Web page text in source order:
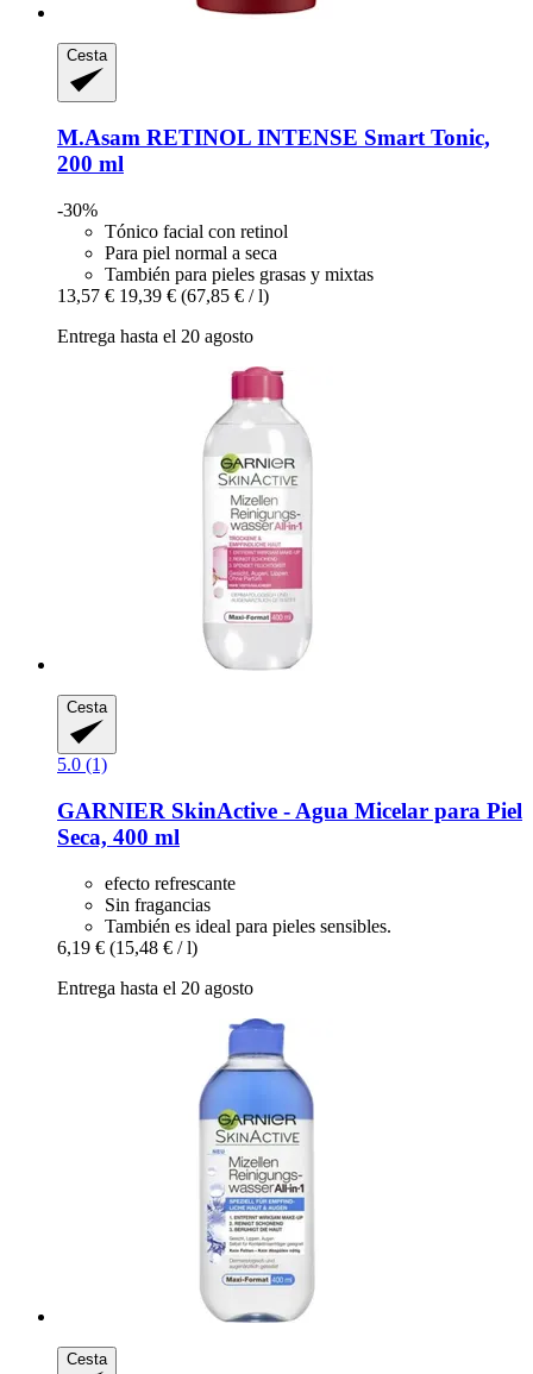
Cesta
M.Asam RETINOL INTENSE Smart Tonic,
200 ml
-30%
Tónico facial con retinol
Para piel normal a seca
También para pieles grasas y mixtas
13,57 € 19,39 € (67,85 € / l)
Entrega hasta el 20 agosto
Cesta
5.0 (1)
GARNIER SkinActive -​ Agua Micelar para Piel
Seca, 400 ml
efecto refrescante
Sin fragancias
También es ideal para pieles sensibles.
6,19 € (15,48 € / l)
Entrega hasta el 20 agosto
Cesta